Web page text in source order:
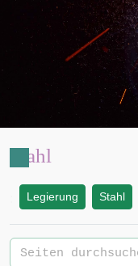
Stahl
Legierung Stahl